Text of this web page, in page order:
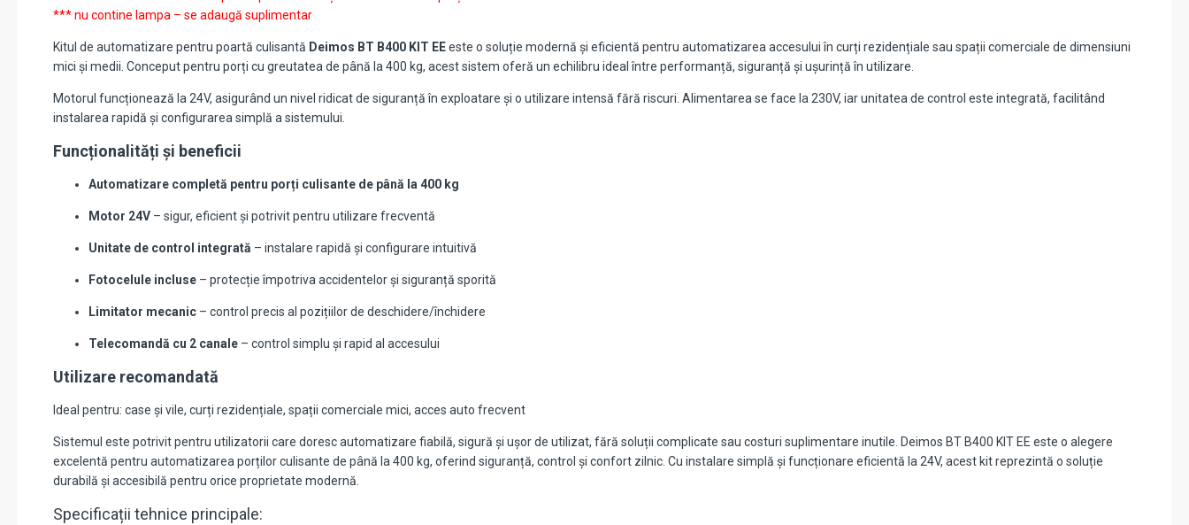
*** nu contine lampa – se adaugă suplimentar
Kitul de automatizare pentru poartă culisantă Deimos BT B400 KIT EEeste o soluție modernă și eficientă pentru automatizarea accesului în curți rezidențiale sau spații comerciale de dimensiuni
mici și medii. Conceput pentru porți cu greutatea de până la 400 kg, acest sistem oferă un echilibru ideal între performanță, siguranță și ușurință în utilizare.
Motorul funcționează la 24V, asigurând un nivel ridicat de siguranță în exploatare și o utilizare intensă fără riscuri. Alimentarea se face la 230V, iar unitatea de control este integrată, facilitând
instalarea rapidă și configurarea simplă a sistemului.
Funcționalități și beneficii
Automatizare completă pentru porți culisante de până la 400 kg
Motor 24V – sigur, eficient și potrivit pentru utilizare frecventă
Unitate de control integrată – instalare rapidă și configurare intuitivă
Fotocelule incluse – protecție împotriva accidentelor și siguranță sporită
Limitator mecanic – control precis al pozițiilor de deschidere/închidere
Telecomandă cu 2 canale – control simplu și rapid al accesului
Utilizare recomandată
Ideal pentru: case și vile, curți rezidențiale, spații comerciale mici, acces auto frecvent
Sistemul este potrivit pentru utilizatorii care doresc automatizare fiabilă, sigură și ușor de utilizat, fără soluții complicate sau costuri suplimentare inutile. Deimos BT B400 KIT EE este o alegere
excelentă pentru automatizarea porților culisante de până la 400 kg, oferind siguranță, control și confort zilnic. Cu instalare simplă și funcționare eficientă la 24V, acest kit reprezintă o soluție
durabilă și accesibilă pentru orice proprietate modernă.
Specificații tehnice principale: